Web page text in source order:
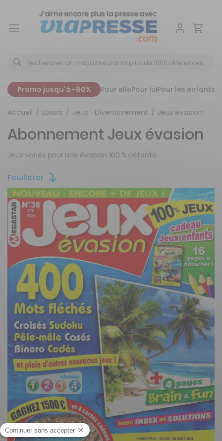
Aller
Promo jusqu'à -80% Pour ellePour luiPour les enfants
Accueil Loisirs Jeux - Divertissement Jeux évasion
Feuilleter
Abonnement Jeux évasion
Jeux variés pour une évasion 100 % détente.